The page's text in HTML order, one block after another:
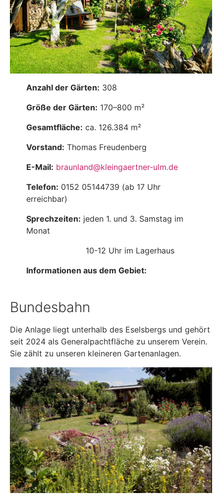
Anzahl der Gärten: 308
Größe der Gärten: 170–800 m²
Gesamtfläche: ca. 126.384 m²
Vorstand: Thomas Freudenberg
E-Mail: braunland@kleingaertner-ulm.de
Telefon: 0152 05144739 (ab 17 Uhr
erreichbar)
Sprechzeiten: jeden 1. und 3. Samstag im
Monat
10-12 Uhr im Lagerhaus
Informationen aus dem Gebiet:
Bundesbahn
Die Anlage liegt unterhalb des Eselsbergs und gehört
seit 2024 als Generalpachtfläche zu unserem Verein.
Sie zählt zu unseren kleineren Gartenanlagen.